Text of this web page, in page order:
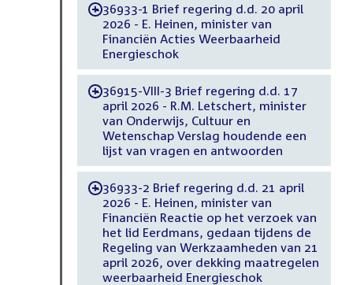
-36933-1 Brief regering d.d. 20 april
2026 - E. Heinen, minister van
Financiën Acties Weerbaarheid
Energieschok
-36915-VIII-3 Brief regering d.d. 17
april 2026 - R.M. Letschert, minister
van Onderwijs, Cultuur en
Wetenschap Verslag houdende een
lijst van vragen en antwoorden
-36933-2 Brief regering d.d. 21 april
2026 - E. Heinen, minister van
Financiën Reactie op het verzoek van
het lid Eerdmans, gedaan tijdens de
Regeling van Werkzaamheden van 21
april 2026, over dekking maatregelen
weerbaarheid Energieschok